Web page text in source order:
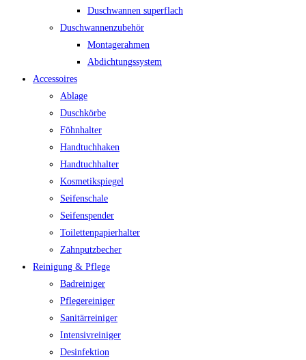
Duschwannen superflach
Duschwannenzubehör
Montagerahmen
Abdichtungssystem
Accessoires
Ablage
Duschkörbe
Föhnhalter
Handtuchhaken
Handtuchhalter
Kosmetikspiegel
Seifenschale
Seifenspender
Toilettenpapierhalter
Zahnputzbecher
Reinigung & Pflege
Badreiniger
Pflegereiniger
Sanitärreiniger
Intensivreiniger
Desinfektion